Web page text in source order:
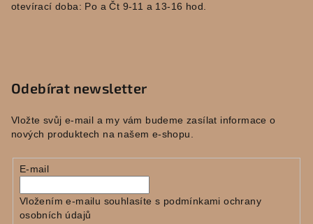
otevírací doba: Po a Čt 9-11 a 13-16 hod.
Odebírat newsletter
Vložte svůj e-mail a my vám budeme zasílat informace o
nových produktech na našem e-shopu.
E-mail
Vložením e-mailu souhlasíte s podmínkami ochrany
osobních údajů